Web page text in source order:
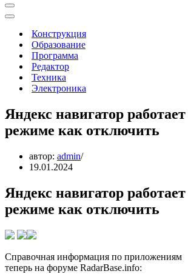
Меню
навигации
Меню
навигацииКонструкция
Образование
Программа
Редактор
Техника
Электроника
Яндекс навигатор
режиме как отключить
автор: admin
19.01.2024
Яндекс навигатор
режиме как отключить
Справочная информация по приложениям
теперь на форуме RadarBase.info: